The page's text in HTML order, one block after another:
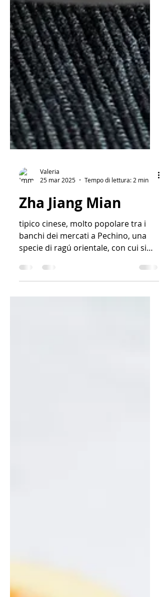
Valeria
25 mar 2025
Tempo di lettura: 2 min
Zha Jiang Mian
tipico cinese, molto popolare tra i
specie di ragú orientale, con cui si
servono i noodles.